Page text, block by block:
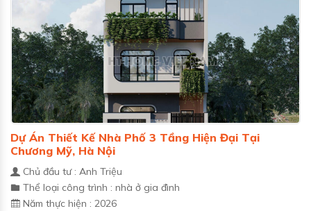
Dự Án Thiết Kế Nhà Phố 3 Tầng Hiện Đại Tại
Chương Mỹ, Hà Nội
Chủ đầu tư : Anh Triệu
Thể loại công trình : nhà ở gia đình
Năm thực hiện : 2026